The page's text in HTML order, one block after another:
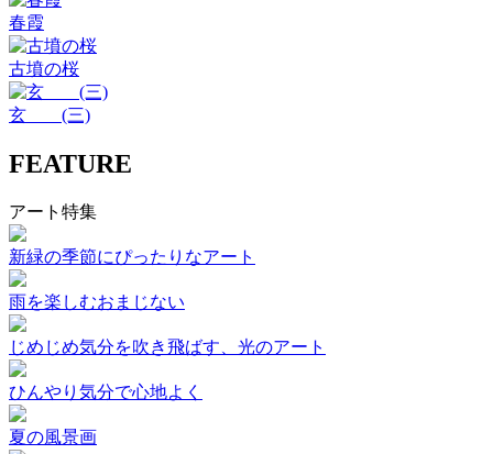
春霞
古墳の桜
玄 (三)
FEATURE
アート特集
新緑の季節にぴったりなアート
雨を楽しむおまじない
じめじめ気分を吹き飛ばす、光のアート
ひんやり気分で心地よく
夏の風景画